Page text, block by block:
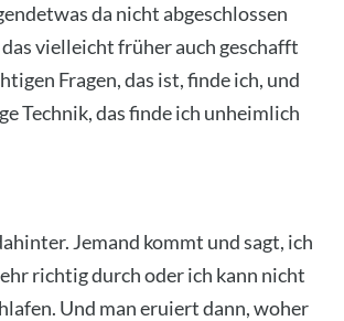
da nicht abge­schlos­sen
viel­leicht frü­her auch geschafft
Fra­gen, das ist, fin­de ich, und
Tech­nik, das fin­de ich unheim­lich
Jemand kommt und sagt, ich
rich­tig durch oder ich kann nicht
Und man eru­iert dann, woher